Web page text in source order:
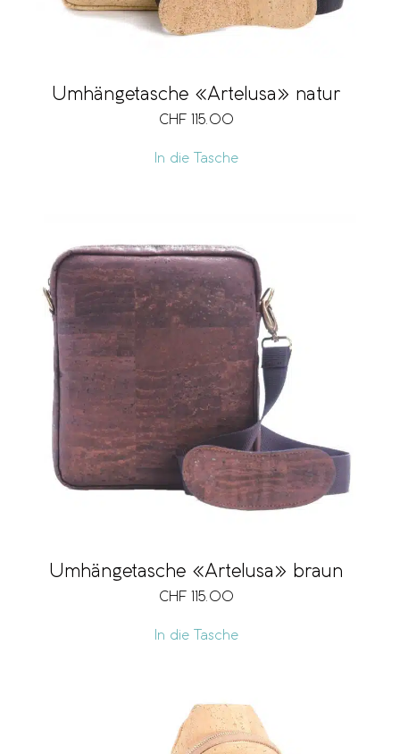
Umhängetasche «Artelusa» natur
CHF 115.00
In die Tasche
Umhängetasche «Artelusa» braun
CHF 115.00
In die Tasche